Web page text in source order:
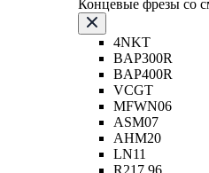
Концевые фрезы со
4NKT
BAP300R
BAP400R
VCGT
MFWN06
ASM07
AHM20
LN11
R217.96